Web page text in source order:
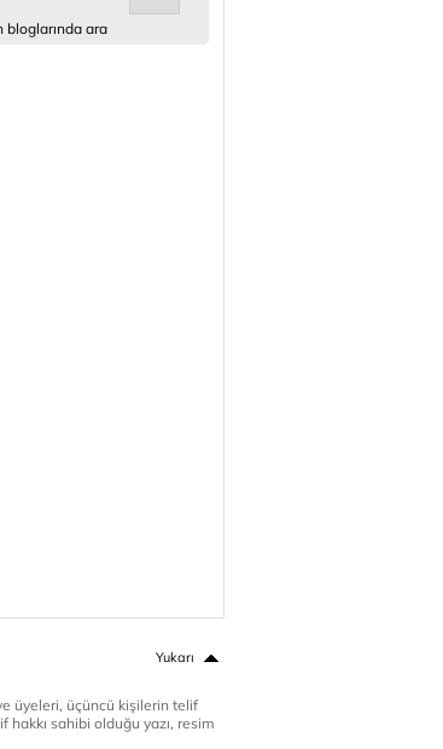
bloglarında ara
Yukarı
üyeleri, üçüncü kişilerin telif
sahibi olduğu yazı, resim